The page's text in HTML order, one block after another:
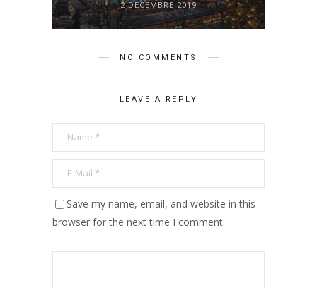
2 DÉCEMBRE 2019
NO COMMENTS
LEAVE A REPLY
Save my name, email, and website in this
browser for the next time I comment.